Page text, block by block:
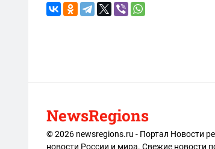
NewsRegions
© 2026 newsregions.ru - Портал Новости
новости России и мира. Свежие новости